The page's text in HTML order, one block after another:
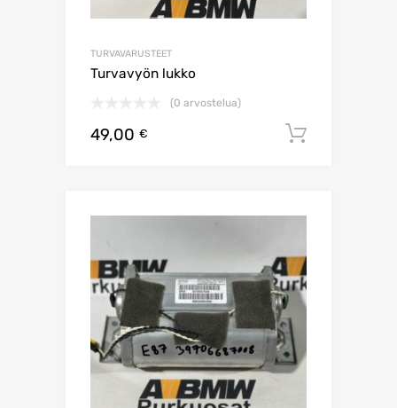
TURVAVARUSTEET
Turvavyön lukko
(0 arvostelua)
49,00 €